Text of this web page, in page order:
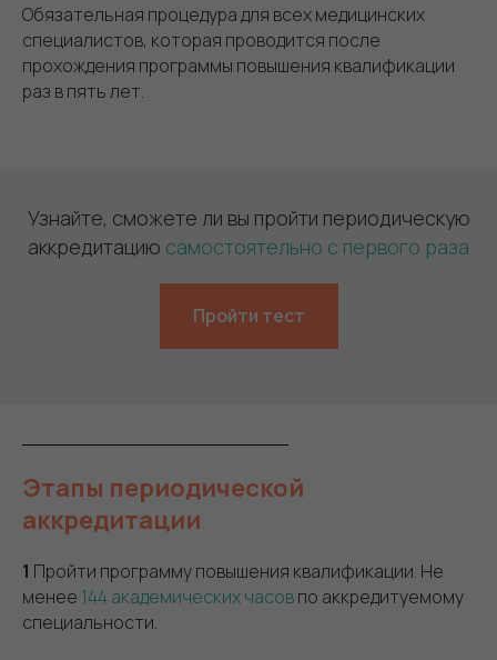
Обязательная процедура для всех медицинских
специалистов, которая проводится после
прохождения программы повышения квалификации
раз в пять лет.
Узнайте, сможете ли вы пройти периодическую
аккредитацию самостоятельно с первого раза
Пройти тест
Этапы периодической
аккредитации
1 Пройти программу повышения квалификации. Не
менее 144 академических часовпо аккредитуемому
специальности.